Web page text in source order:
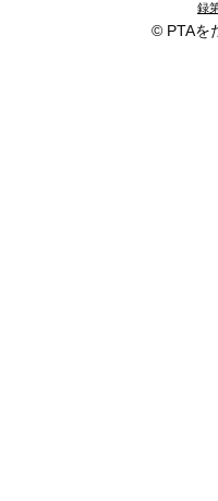
録
© PTAをたすけ